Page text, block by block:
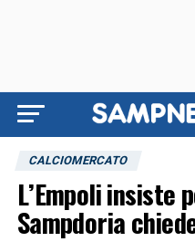
CALCIOMERCATO
L’Empoli insiste
Sampdoria